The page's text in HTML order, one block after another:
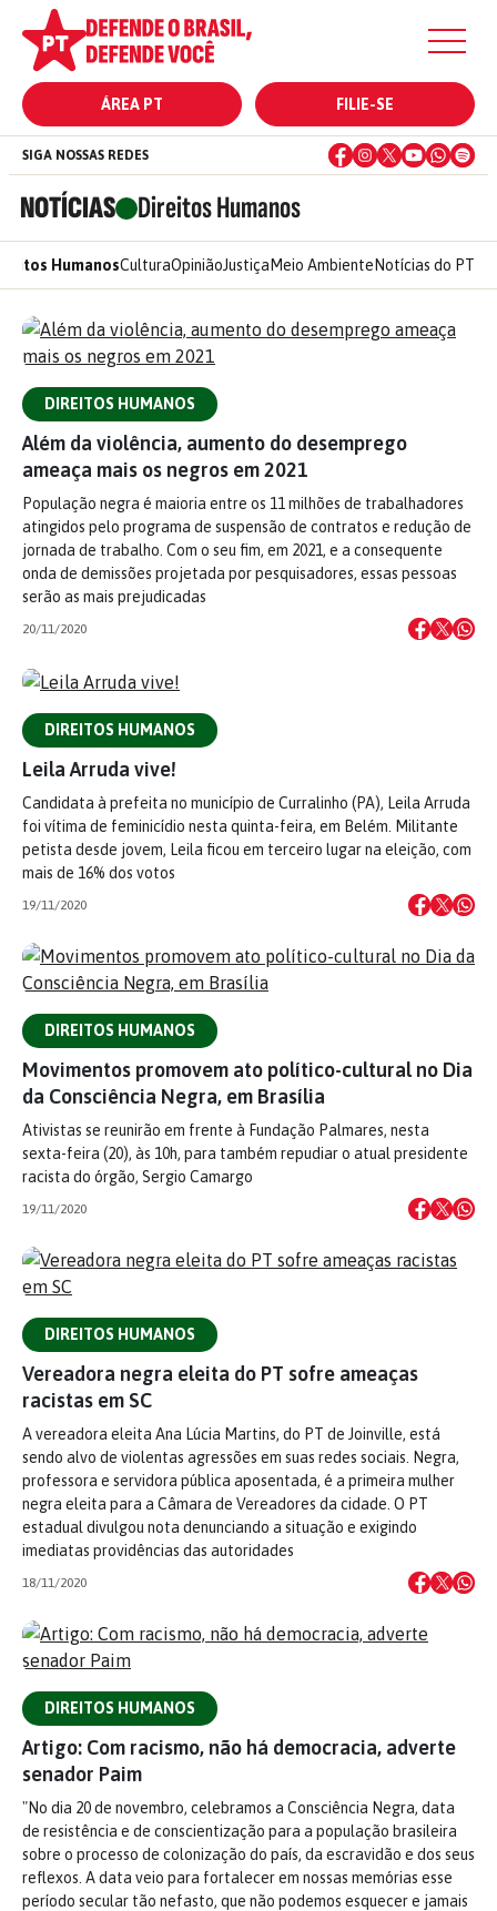
ÁREA PT FILIE-SE
NOTÍCIAS Direitos Humanos
SIGA NOSSAS REDES
HumanosCulturaOpiniãoJustiça Meio Ambiente Notícias do PT
DIREITOS HUMANOS
Além da violência, aumento do desemprego
ameaça mais os negros em 2021
População negra é maioria entre os 11 milhões de trabalhadores
atingidos pelo programa de suspensão de contratos e redução de
jornada de trabalho. Com o seu fim, em 2021, e a consequente
onda de demissões projetada por pesquisadores, essas pessoas
serão as mais prejudicadas
20/11/2020
DIREITOS HUMANOS
Leila Arruda vive!
Candidata à prefeita no município de Curralinho (PA), Leila Arruda
foi vítima de feminicídio nesta quinta-feira, em Belém. Militante
petista desde jovem, Leila ficou em terceiro lugar na eleição, com
mais de 16% dos votos
19/11/2020
DIREITOS HUMANOS
Movimentos promovem ato político-cultural no Dia
da Consciência Negra, em Brasília
Ativistas se reunirão em frente à Fundação Palmares, nesta
sexta-feira (20), às 10h, para também repudiar o atual presidente
racista do órgão, Sergio Camargo
19/11/2020
DIREITOS HUMANOS
Vereadora negra eleita do PT sofre ameaças
racistas em SC
A vereadora eleita Ana Lúcia Martins, do PT de Joinville, está
sendo alvo de violentas agressões em suas redes sociais. Negra,
professora e servidora pública aposentada, é a primeira mulher
negra eleita para a Câmara de Vereadores da cidade. O PT
estadual divulgou nota denunciando a situação e exigindo
imediatas providências das autoridades
18/11/2020
DIREITOS HUMANOS
Artigo: Com racismo, não há democracia, adverte
senador Paim
"No dia 20 de novembro, celebramos a Consciência Negra, data
de resistência e de conscientização para a população brasileira
sobre o processo de colonização do país, da escravidão e dos seus
reflexos. A data veio para fortalecer em nossas memórias esse
período secular tão nefasto, que não podemos esquecer e jamais